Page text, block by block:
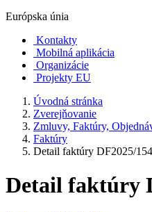
Európska únia
Kontakty
Mobilná aplikácia
Organizácie
Projekty EU
Úvodná stránka
Zverejňovanie
Zmluvy, Faktúry,
Faktúry
Detail faktúry DF2025/154
Detail faktúry